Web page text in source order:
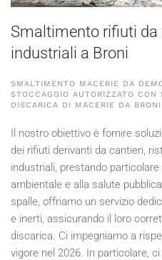
Smaltimento rifiuti da
industriali a Broni
SMALTIMENTO MACERIE DA
STOCCAGGIO AUTORIZZATO
DISCARICA DI MACERIE DA BRONI
Il nostro obiettivo è fornire
dei rifiuti derivanti da cantieri,
industriali, prestando
ambientale e alla salute
spalle, offriamo un servizio
e inerti, assicurando il loro
discarica. Ci impegniamo a
vigore nel 2026. In particolare,